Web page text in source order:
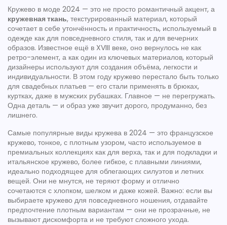
Кружево в моде 2024 — это не просто романтичный акцент, а
кружевная ткань, текстурированный материал, который
сочетает в себе утончённость и практичность, используемый в
одежде как для повседневного стиля, так и для вечерних
образов. Известное ещё в XVIII веке, оно вернулось не как
ретро-элемент, а как один из ключевых материалов, который
дизайнеры используют для создания объёма, легкости и
индивидуальности. В этом году кружево перестало быть только
для свадебных платьев — его стали применять в брюках,
куртках, даже в мужских рубашках. Главное — не перегружать.
Одна деталь — и образ уже звучит дорого, продуманно, без
лишнего.
Самые популярные виды кружева в 2024 — это французское
кружево, тонкое, с плотным узором, часто используемое в
премиальных коллекциях как для верха, так и для подкладки и
итальянское кружево, более гибкое, с плавными линиями,
идеально подходящее для облегающих силуэтов и летних
вещей. Они не мнутся, не теряют форму и отлично
сочетаются с хлопком, шелком и даже кожей. Важно: если вы
выбираете кружево для повседневного ношения, отдавайте
предпочтение плотным вариантам — они не прозрачные, не
вызывают дискомфорта и не требуют сложного ухода.